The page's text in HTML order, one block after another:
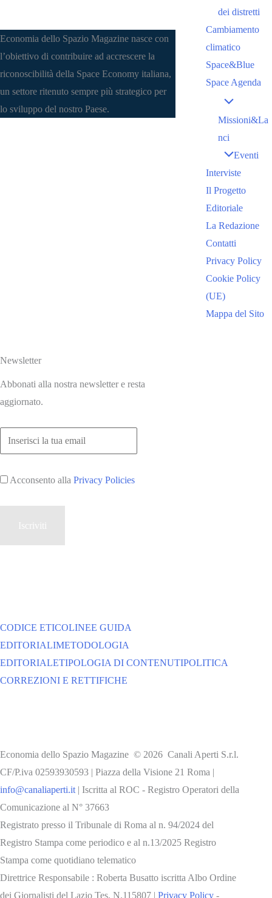
Economia dello Spazio Magazine nasce con
l’obiettivo di contribuire ad accrescere la
riconoscibilità della Space Economy italiana,
un settore ritenuto sempre più strategico per
lo sviluppo del nostro Paese.
dei distretti
Cambiamento
climatico
Space&Blue
Space Agenda
Missioni&La
nci
Eventi
Interviste
Il Progetto
Editoriale
La Redazione
Contatti
Privacy Policy
Cookie Policy
(UE)
Mappa del Sito
Newsletter
Abbonati alla nostra newsletter e resta
aggiornato.
Acconsento alla Privacy Policies
CODICE ETICOLINEE GUIDA
EDITORIALIMETODOLOGIA
EDITORIALETIPOLOGIA DI CONTENUTIPOLITICA
CORREZIONI E RETTIFICHE
Economia dello Spazio Magazine © 2026 Canali Aperti S.r.l.
CF/P.iva 02593930593 | Piazza della Visione 21 Roma |
info@canaliaperti.it | Iscritta al ROC - Registro Operatori della
Comunicazione al N° 37663
Registrato presso il Tribunale di Roma al n. 94/2024 del
Registro Stampa come periodico e al n.13/2025 Registro
Stampa come quotidiano telematico
Direttrice Responsabile : Roberta Busatto iscritta Albo Ordine
dei Giornalisti del Lazio Tes. N.115807 | Privacy Policy -